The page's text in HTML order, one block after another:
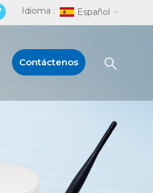
Idioma : Español
Contáctenos